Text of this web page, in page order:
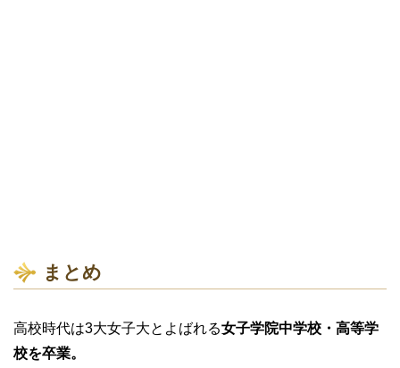
まとめ
高校時代は3大女子大とよばれる女子学院中学校・高等学
校を卒業。